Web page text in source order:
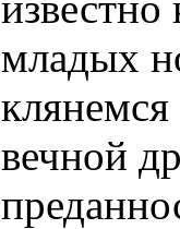
младых
клянемся
вечной